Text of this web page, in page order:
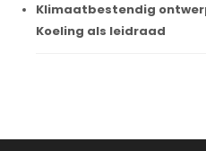
Klimaatbestendig
Koeling als leidraad